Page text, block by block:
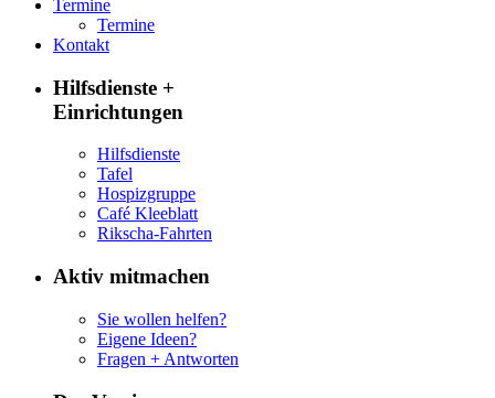
Termine
Termine
Kontakt
Hilfsdienste +
Einrichtungen
Hilfsdienste
Tafel
Hospizgruppe
Café Kleeblatt
Rikscha-Fahrten
Aktiv mitmachen
Sie wollen helfen?
Eigene Ideen?
Fragen + Antworten